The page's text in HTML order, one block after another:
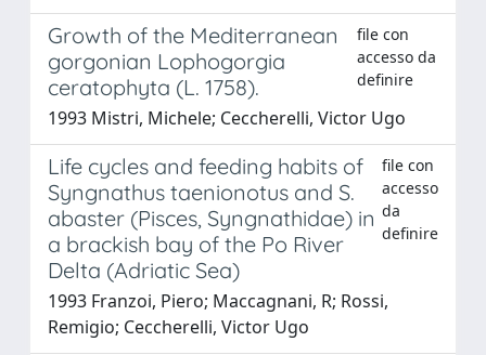
Growth of the Mediterranean
gorgonian Lophogorgia
ceratophyta (L. 1758).
file con
accesso da
definire
1993 Mistri, Michele; Ceccherelli, Victor Ugo
Life cycles and feeding habits of
Syngnathus taenionotus and S.
abaster (Pisces, Syngnathidae) in
a brackish bay of the Po River
Delta (Adriatic Sea)
file con
accesso
da
definire
1993 Franzoi, Piero; Maccagnani, R; Rossi,
Remigio; Ceccherelli, Victor Ugo